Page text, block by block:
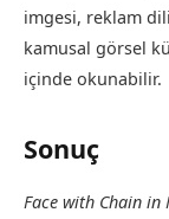
imgesi, reklam
kamusal görsel
içinde okunabilir.
Sonuç
Face with Chain in